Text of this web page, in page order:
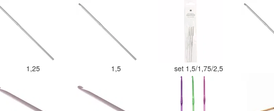
1,25 1,5 set 1,5/1,75/2,5